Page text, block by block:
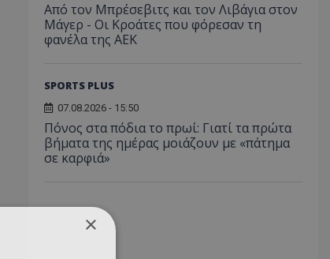
Από τον Μπρέσεβιτς και τον Λιβάγια στον
Μάγερ - Οι Κροάτες που φόρεσαν τη
φανέλα της ΑΕΚ
SPORTS PLUS
07.08.2026 - 15:50
Πόνος στα πόδια το πρωί: Γιατί τα πρώτα
βήματα της ημέρας μοιάζουν με «πάτημα
σε καρφιά»
×